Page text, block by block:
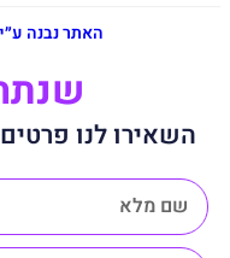
האתר נבנה
השאירו לנו